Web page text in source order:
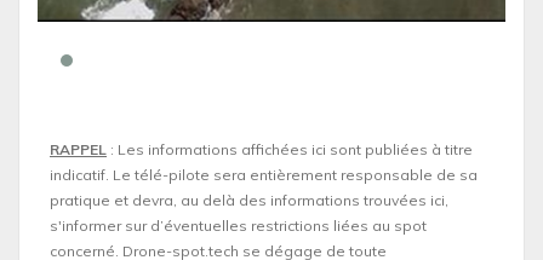
RAPPEL : Les informations affichées ici sont publiées à titre
indicatif. Le télé-pilote sera entièrement responsable de sa
pratique et devra, au delà des informations trouvées ici,
s'informer sur d’éventuelles restrictions liées au spot
concerné. Drone-spot.tech se dégage de toute